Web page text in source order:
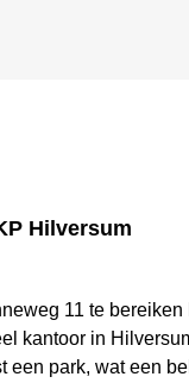
Hilversum
11 te
kantoor in
een park, wat een